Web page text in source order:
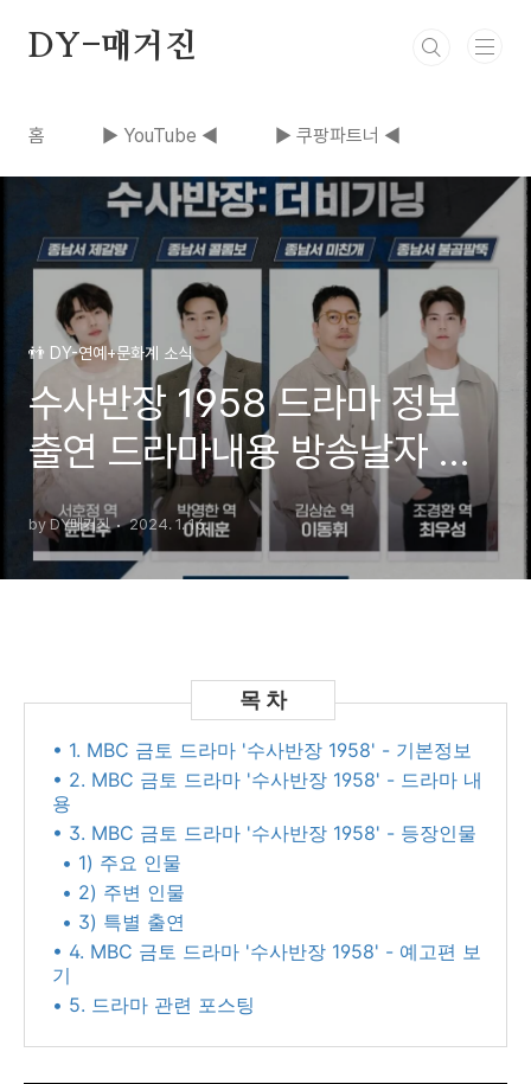
DY-매거진
홈 ▶ YouTube ◀ ▶ 쿠팡파트너 ◀
👬 DY-연예+문화계 소식
수사반장 1958 드라마 정보
출연 드라마내용 방송날자 예
고편 보기
by DY매거진 2024. 1. 16.
• 1. MBC 금토 드라마 '수사반장 1958' - 기본정보
• 2. MBC 금토 드라마 '수사반장 1958' - 드라마 내
용
• 3. MBC 금토 드라마 '수사반장 1958' - 등장인물
• 1) 주요 인물
• 2) 주변 인물
• 3) 특별 출연
• 4. MBC 금토 드라마 '수사반장 1958' - 예고편 보
기
• 5. 드라마 관련 포스팅